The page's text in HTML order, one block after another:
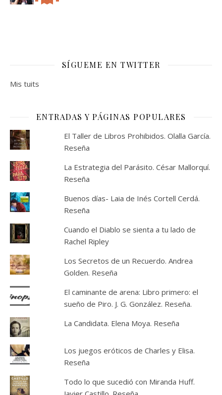
SÍGUEME EN TWITTER
Mis tuits
ENTRADAS Y PÁGINAS POPULARES
El Taller de Libros Prohibidos. Olalla García.
Reseña
La Estrategia del Parásito. César Mallorquí.
Reseña
Buenos días- Laia de Inés Cortell Cerdá.
Reseña
Cuando el Diablo se sienta a tu lado de
Rachel Ripley
Los Secretos de un Recuerdo. Andrea
Golden. Reseña
El caminante de arena: Libro primero: el
sueño de Piro. J. G. González. Reseña.
La Candidata. Elena Moya. Reseña
Los juegos eróticos de Charles y Elisa.
Reseña
Todo lo que sucedió con Miranda Huff.